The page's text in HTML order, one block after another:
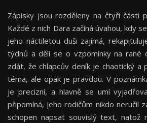
Zápisky jsou rozděleny na čtyři části
Každé z nich Dara začíná úvahou, kdy
jeho náctiletou duši zajímá,
týdnů a dělí se o vzpomínky na rané
zdát, že chlapcův deník je chaotický a
téma, ale opak je pravdou. V
je precizní, a hlavně se umí
připomíná, jeho rodičům nikdo neručil
schopen napsat souvislý text, natož